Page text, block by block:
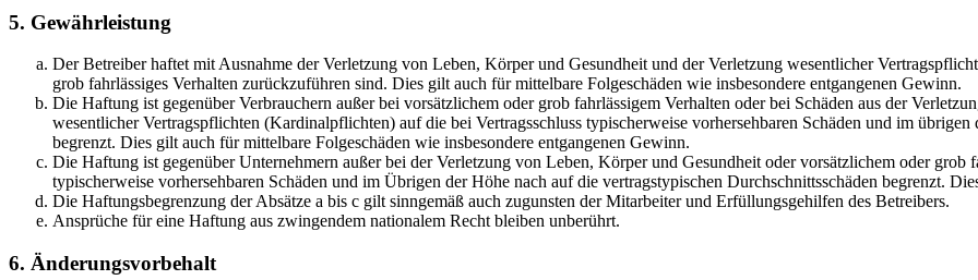
5. Gewährleistung
Der Betreiber haftet mit Ausnahme der Verletzung von Leben, Körper und Gesundheit und der Verletzung wesentlicher
grob fahrlässiges Verhalten zurückzuführen sind. Dies gilt auch für mittelbare Folgeschäden wie insbesondere entgangenen Gewinn.
Die Haftung ist gegenüber Verbrauchern außer bei vorsätzlichem oder grob fahrlässigem Verhalten oder bei Schäden aus der
wesentlicher Vertragspflichten (Kardinalpflichten) auf die bei Vertragsschluss typischerweise vorhersehbaren Schäden und im
begrenzt. Dies gilt auch für mittelbare Folgeschäden wie insbesondere entgangenen Gewinn.
Die Haftung ist gegenüber Unternehmern außer bei der Verletzung von Leben, Körper und Gesundheit oder vorsätzlichem oder grob
typischerweise vorhersehbaren Schäden und im Übrigen der Höhe nach auf die vertragstypischen Durchschnittsschäden begrenzt.
Die Haftungsbegrenzung der Absätze a bis c gilt sinngemäß auch zugunsten der Mitarbeiter und Erfüllungsgehilfen des Betreibers.
Ansprüche für eine Haftung aus zwingendem nationalem Recht bleiben unberührt.
6. Änderungsvorbehalt